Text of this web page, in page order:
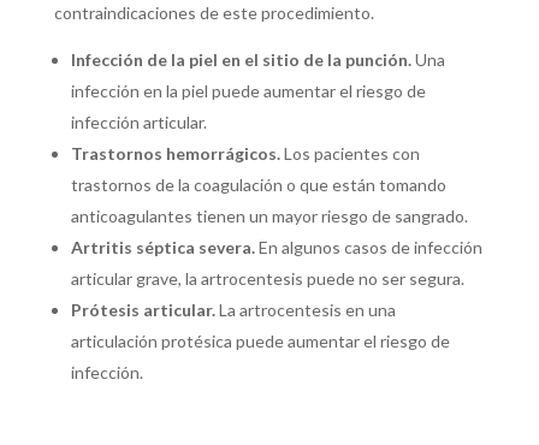
contraindicaciones de este procedimiento.
Infección de la piel en el sitio de la punción.Una
infección en la piel puede aumentar el riesgo de
infección articular.
Trastornos hemorrágicos.Los pacientes con
trastornos de la coagulación o que están tomando
anticoagulantes tienen un mayor riesgo de sangrado.
Artritis séptica severa.En algunos casos de infección
articular grave, la artrocentesis puede no ser segura.
Prótesis articular.La artrocentesis en una
articulación protésica puede aumentar el riesgo de
infección.